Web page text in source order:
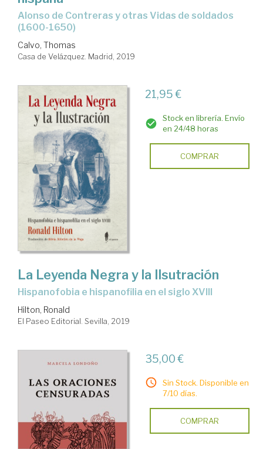
Alonso de Contreras y otras Vidas de soldados
(1600-1650)
Calvo, Thomas
Casa de Velázquez. Madrid, 2019
21,95 €
Stock en librería. Envío
en 24/48 horas
COMPRAR
La Leyenda Negra y la Ilsutración
hispanofobia e hispanofilia en el siglo XVIII
Hilton, Ronald
El Paseo Editorial. Sevilla, 2019
35,00 €
Sin Stock. Disponible en
7/10 días.
COMPRAR